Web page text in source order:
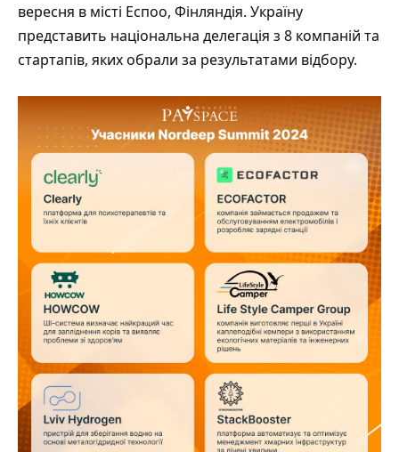
вересня в місті Еспоо, Фінляндія. Україну
представить національна делегація з 8 компаній та
стартапів, яких обрали за результатами відбору.